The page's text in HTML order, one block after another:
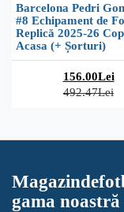
Barcelona Pedri
#8 Echipament de
Replică 2025-26
Acasa (+ Șorturi)
156.00Lei
492.47Lei
gama